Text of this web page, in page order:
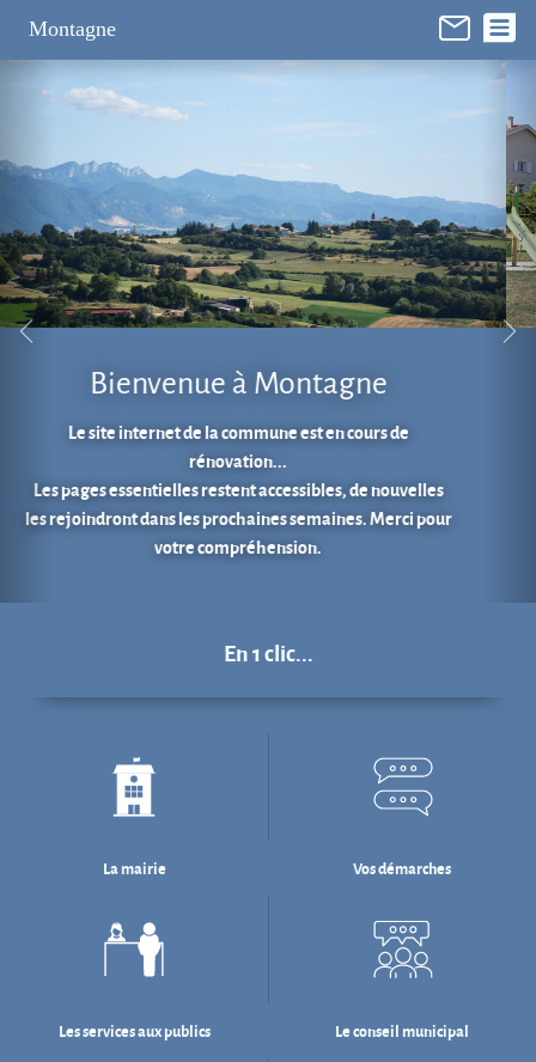
Montagne
Aire de jeux au cœur du village.
En 1 clic...
La mairie Vos démarches
Les services aux publics Le conseil municipal
Déchets : tri & ré-emploi Eau & assainissement